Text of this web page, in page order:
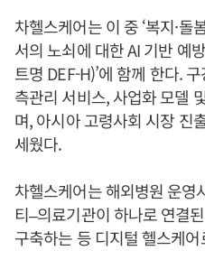
차헬스케어는 이 중 ‘복지·돌
서의 노쇠에 대한 AI 기반 예
트명 DEF-H)’에 함께 한다.
측관리 서비스, 사업화 모델
며, 아시아 고령사회 시장 진
세웠다.
차헬스케어는 해외병원 운영
티–의료기관이 하나로 연결
구축하는 등 디지털 헬스케